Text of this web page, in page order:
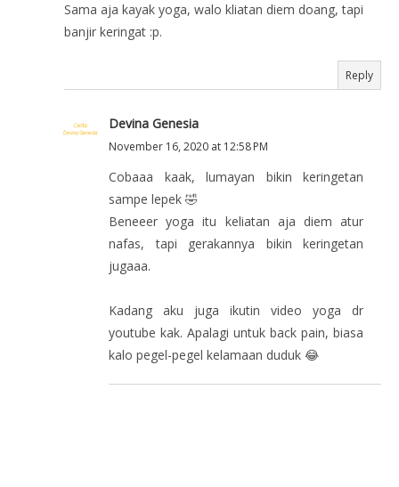
Sama aja kayak yoga, walo kliatan diem doang, tapi
banjir keringat :p.
Reply
Devina Genesia
November 16, 2020 at 12:58 PM
Cobaaa kaak, lumayan bikin keringetan
sampe lepek 🤣
Beneeer yoga itu keliatan aja diem atur
nafas, tapi gerakannya bikin keringetan
jugaaa.
Kadang aku juga ikutin video yoga dr
youtube kak. Apalagi untuk back pain, biasa
kalo pegel-pegel kelamaan duduk 😂